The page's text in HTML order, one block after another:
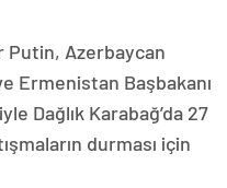
Putin, Azerbaycan
Ermenistan Başbakanı
Dağlık Karabağ’da 27
durması için